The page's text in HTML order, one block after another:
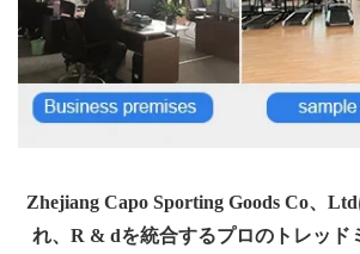
Zhejiang Capo Sporting Goods Co、
れ、R & dを統合するプロのトレッド